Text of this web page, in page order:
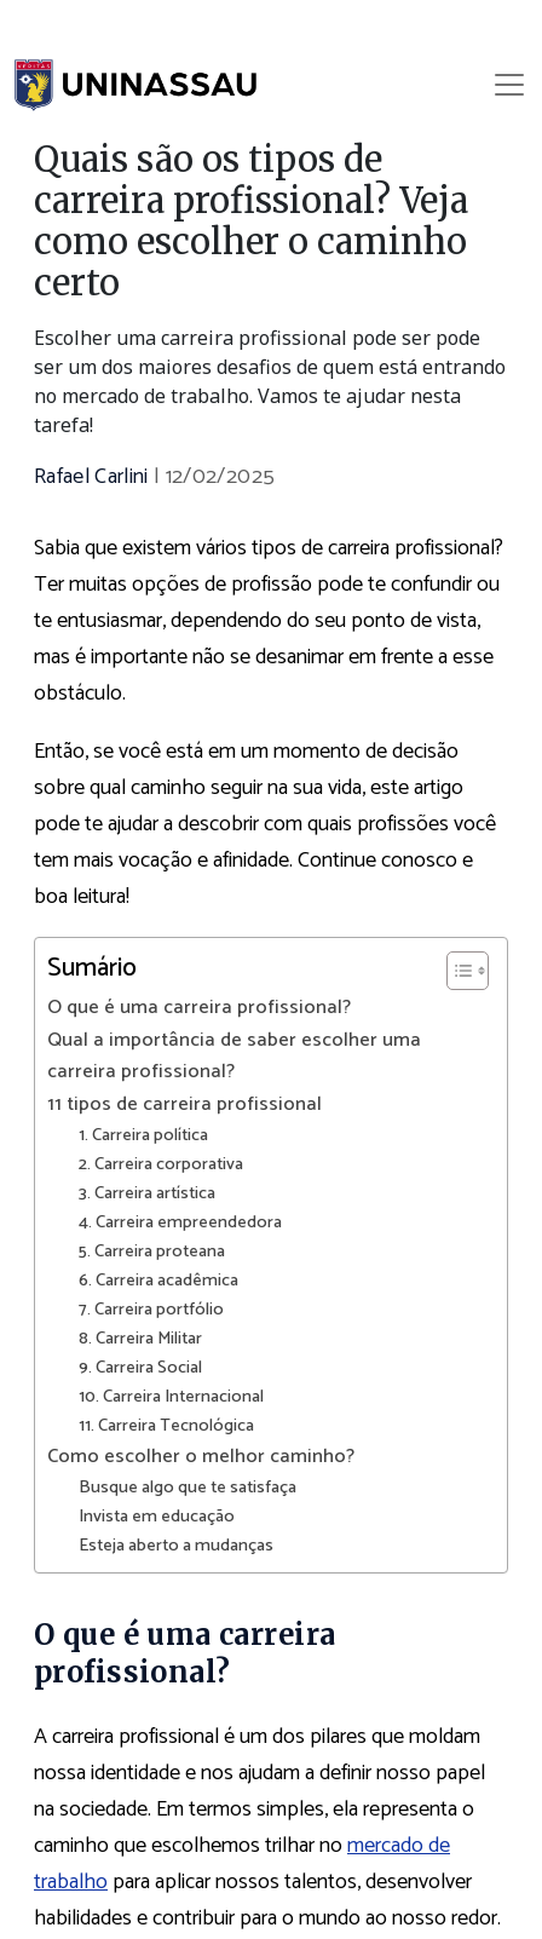
Quais são os tipos de
carreira profissional? Veja
como escolher o caminho
certo
Escolher uma carreira profissional pode ser pode
ser um dos maiores desafios de quem está entrando
no mercado de trabalho. Vamos te ajudar nesta
tarefa!
Rafael Carlini | 12/02/2025
Sabia que existem vários tipos de carreira profissional?
Ter muitas opções de profissão pode te confundir ou
te entusiasmar, dependendo do seu ponto de vista,
mas é importante não se desanimar em frente a esse
obstáculo.
Então, se você está em um momento de decisão
sobre qual caminho seguir na sua vida, este artigo
pode te ajudar a descobrir com quais profissões você
tem mais vocação e afinidade. Continue conosco e
boa leitura!
Sumário
O que é uma carreira profissional?
Qual a importância de saber escolher uma
carreira profissional?
11 tipos de carreira profissional
1. Carreira política
2. Carreira corporativa
3. Carreira artística
4. Carreira empreendedora
5. Carreira proteana
6. Carreira acadêmica
7. Carreira portfólio
8. Carreira Militar
9. Carreira Social
10. Carreira Internacional
11. Carreira Tecnológica
Como escolher o melhor caminho?
Busque algo que te satisfaça
Invista em educação
Esteja aberto a mudanças
O que é uma carreira
profissional?
A carreira profissional é um dos pilares que moldam
nossa identidade e nos ajudam a definir nosso papel
na sociedade. Em termos simples, ela representa o
caminho que escolhemos trilhar nomercado de
trabalhopara aplicar nossos talentos, desenvolver
habilidades e contribuir para o mundo ao nosso redor.